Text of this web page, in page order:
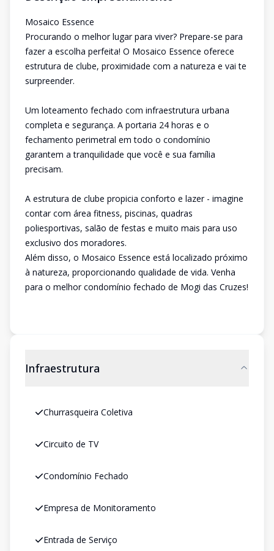
Mosaico Essence
Procurando o melhor lugar para viver? Prepare-se para
fazer a escolha perfeita! O Mosaico Essence oferece
estrutura de clube, proximidade com a natureza e vai te
surpreender.
Um loteamento fechado com infraestrutura urbana
completa e segurança. A portaria 24 horas e o
fechamento perimetral em todo o condomínio
garantem a tranquilidade que você e sua família
precisam.
A estrutura de clube propicia conforto e lazer - imagine
contar com área fitness, piscinas, quadras
poliesportivas, salão de festas e muito mais para uso
exclusivo dos moradores.
Além disso, o Mosaico Essence está localizado próximo
à natureza, proporcionando qualidade de vida. Venha
para o melhor condomínio fechado de Mogi das Cruzes!
Infraestrutura
Churrasqueira Coletiva
Circuito de TV
Condomínio Fechado
Empresa de Monitoramento
Entrada de Serviço